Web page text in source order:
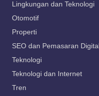
Lingkungan dan Teknologi
Otomotif
Properti
SEO dan Pemasaran Digital
Teknologi
Teknologi dan Internet
Tren